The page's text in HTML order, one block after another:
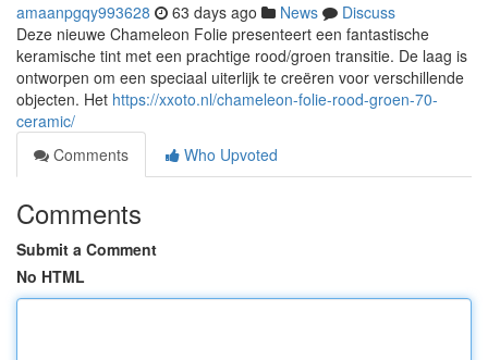
amaanpgqy993628 63 days ago News
Discuss
Deze nieuwe Chameleon Folie presenteert een fantastische
keramische tint met een prachtige rood/groen transitie. De laag is
ontworpen om een speciaal uiterlijk te creëren voor verschillende
objecten. Het https://xxoto.nl/chameleon-folie-rood-groen-70-
ceramic/
Comments
Who Upvoted
Comments
Submit a Comment
No HTML